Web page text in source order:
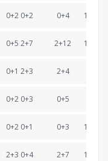
0+2 0+2 0+4
0+5 2+7 2+12
0+1 2+3 2+4
0+2 0+3 0+5
0+2 0+1 0+3
2+3 0+4 2+7